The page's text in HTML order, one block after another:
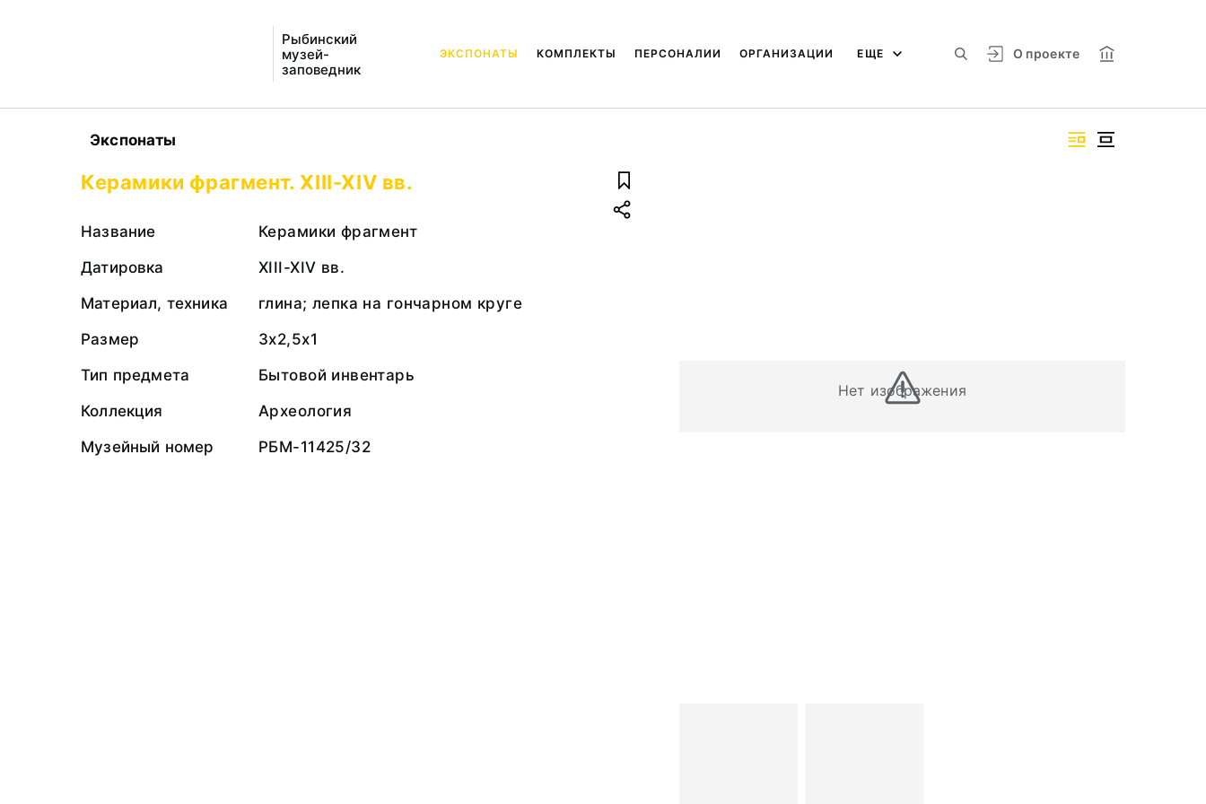
Рыбинский
музей-
заповедник
О проекте
ЭКСПОНАТЫ КОМПЛЕКТЫ ПЕРСОНАЛИИ ОРГАНИЗАЦИИ ЕЩЕ
Экспонаты
Нет изображения
Керамики фрагмент. XIII-XIV вв.
Название
Керамики фрагмент
Датировка
XIII-XIV вв.
Материал, техника
глина; лепка на гончарном круге
Размер
3х2,5х1
Тип предмета
Бытовой инвентарь
Коллекция
Археология
Музейный номер
РБМ-11425/32